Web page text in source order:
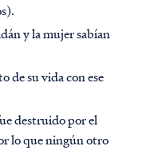
y la mujer sabían
de su vida con ese
destruido por el
lo que ningún otro